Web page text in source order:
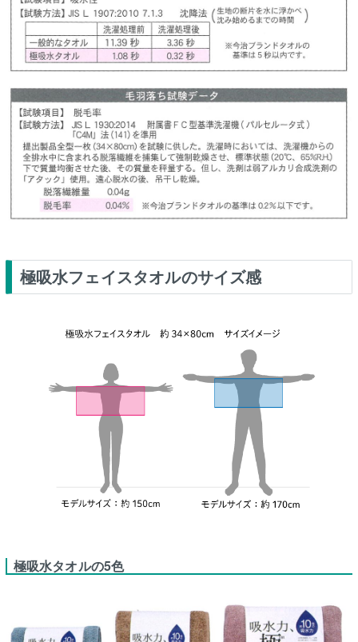
極吸水フェイスタオルのサイズ感
極吸水タオルの5色